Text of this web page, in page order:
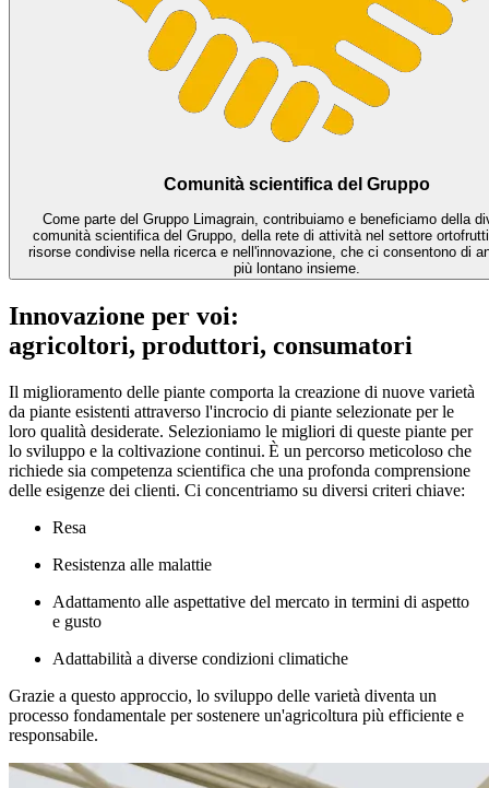
Comunità scientifica del Gruppo
Come parte del Gruppo Limagrain, contribuiamo e beneficiamo della
comunità scientifica del Gruppo, della rete di attività nel settore
risorse condivise nella ricerca e nell'innovazione, che ci consentono di
più lontano insieme.
Innovazione per voi:
agricoltori, produttori, consumatori
Il miglioramento delle piante comporta la creazione di nuove varietà
da piante esistenti attraverso l'incrocio di piante selezionate per le
loro qualità desiderate. Selezioniamo le migliori di queste piante per
lo sviluppo e la coltivazione continui. È un percorso meticoloso che
richiede sia competenza scientifica che una profonda comprensione
delle esigenze dei clienti. Ci concentriamo su diversi criteri chiave:
Resa
Resistenza alle malattie
Adattamento alle aspettative del mercato in termini di aspetto
e gusto
Adattabilità a diverse condizioni climatiche
Grazie a questo approccio, lo sviluppo delle varietà diventa un
processo fondamentale per sostenere un'agricoltura più efficiente e
responsabile.